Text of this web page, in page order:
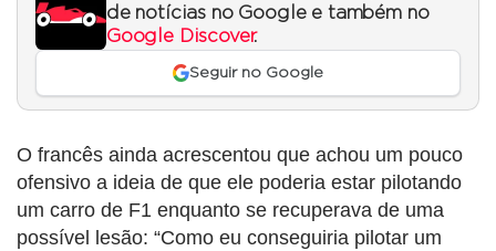
de notícias no Google e também no
Google Discover.
Seguir no Google
O francês ainda acrescentou que achou um pouco
ofensivo a ideia de que ele poderia estar pilotando
um carro de F1 enquanto se recuperava de uma
possível lesão: “Como eu conseguiria pilotar um